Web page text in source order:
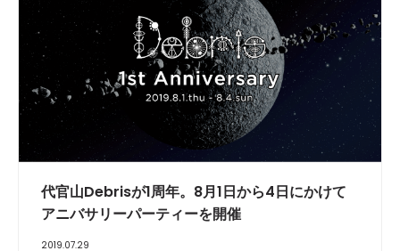
代官山Debrisが1周年。8月1日から4日にかけて
アニバサリーパーティーを開催
2019.07.29